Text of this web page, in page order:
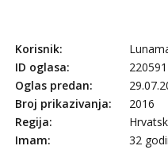
Korisnik:
ID oglasa:
220591
Oglas predan:
Broj prikazivanja:
2016
Regija:
Imam:
32